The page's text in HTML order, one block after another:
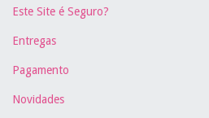
Este Site é Seguro?
Entregas
Pagamento
Novidades